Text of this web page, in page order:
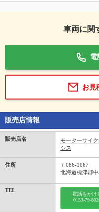
車両に関
電
お見
販売店情報
販売店名
モーターサイ
シス
住所
〒086-1067
北海道標津郡
TEL
電話をかけ
0153-79-